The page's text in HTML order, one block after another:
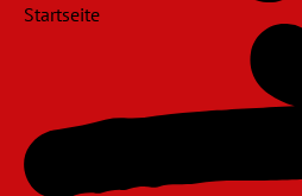
Startseite